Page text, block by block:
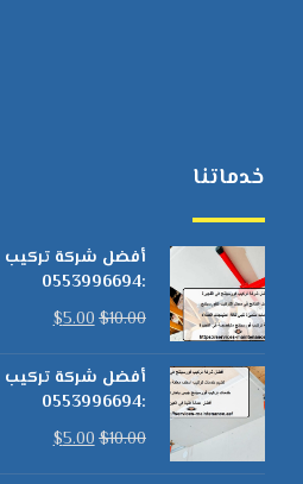
خدماتنا
أفضل شركة تركيب
:0553996694
$10.00
$5.00
أفضل شركة تركيب
:0553996694
$10.00
$5.00